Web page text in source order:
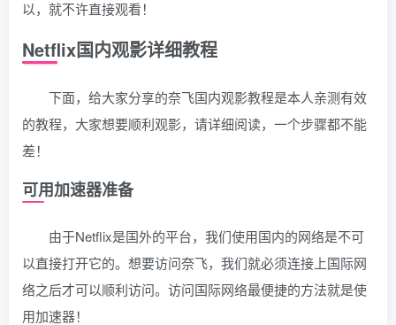
以，就不许直接观看！
Netflix国内观影详细教程
下面，给大家分享的奈飞国内观影教程是本人亲测有效
的教程，大家想要顺利观影，请详细阅读，一个步骤都不能
差！
可用加速器准备
由于Netflix是国外的平台，我们使用国内的网络是不可
以直接打开它的。想要访问奈飞，我们就必须连接上国际网
络之后才可以顺利访问。访问国际网络最便捷的方法就是使
用加速器！